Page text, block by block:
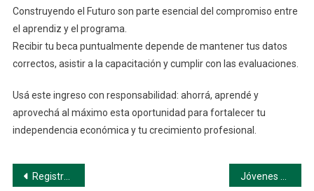
Construyendo el Futuro son parte esencial del compromiso entre
el aprendiz y el programa.
Recibir tu beca puntualmente depende de mantener tus datos
correctos, asistir a la capacitación y cumplir con las evaluaciones.
Usá este ingreso con responsabilidad: ahorrá, aprendé y
aprovechá al máximo esta oportunidad para fortalecer tu
independencia económica y tu crecimiento profesional.
Navegación
Registro y Seguimiento en el Programa Sembrando Vida